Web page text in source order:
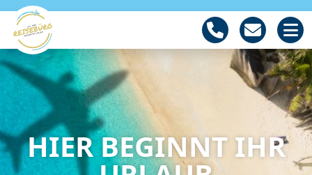
HIER BEGINNT IHR